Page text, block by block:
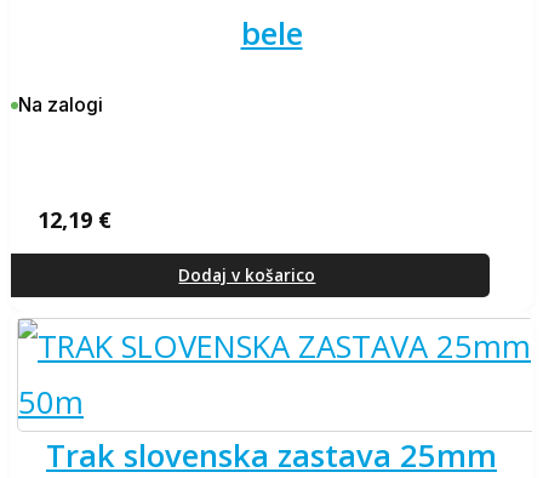
bele
Na zalogi
12,19 €
Dodaj v košarico
trak slovenska zastava 25mm